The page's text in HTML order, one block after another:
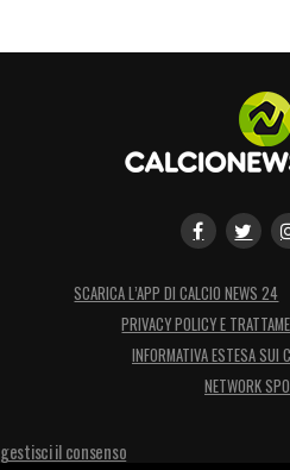
SCARICA L’APP DI CALCIO NEWS 24
PRIVACY POLICY E
INFORMATIVA ESTESA SUI
NETWORK
gestisci il consenso